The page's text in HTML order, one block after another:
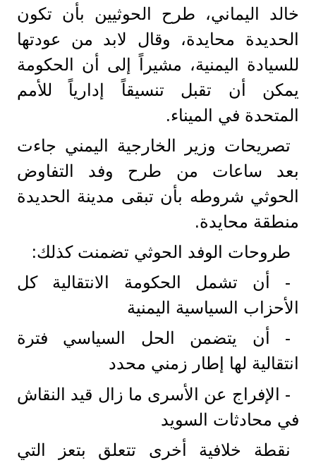
خالد اليماني، طرح الحوثيين بأن تكون
الحديدة محايدة، وقال لابد من عودتها
للسيادة اليمنية، مشيراً إلى أن الحكومة
يمكن أن تقبل تنسيقاً إدارياً للأمم
المتحدة في الميناء.
تصريحات وزير الخارجية اليمني جاءت
بعد ساعات من طرح وفد التفاوض
الحوثي شروطه بأن تبقى مدينة الحديدة
منطقة محايدة.
طروحات الوفد الحوثي تضمنت كذلك:
- أن تشمل الحكومة الانتقالية كل
الأحزاب السياسية اليمنية
- أن يتضمن الحل السياسي فترة
انتقالية لها إطار زمني محدد
- الإفراج عن الأسرى ما زال قيد النقاش
في محادثات السويد
نقطة خلافية أخرى تتعلق بتعز التي